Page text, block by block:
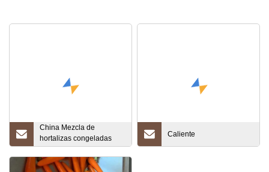
China Mezcla de
hortalizas congeladas
Zanahoria mixta
congelada/guisantes
Caliente